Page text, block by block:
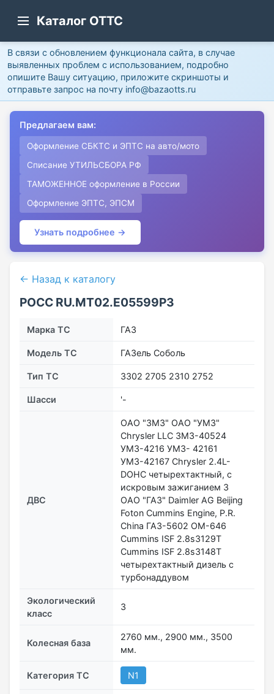
Каталог ОТТС
В связи с обновлением функционала сайта, в случае
выявленных проблем с использованием, подробно
опишите Вашу ситуацию, приложите скриншоты и
отправьте запрос на почту info@bazaotts.ru
Предлагаем вам:
Оформление СБКТС и ЭПТС на авто/мото
Списание УТИЛЬСБОРА РФ
ТАМОЖЕННОЕ оформление в России
Оформление ЭПТС, ЭПСМ
Узнать подробнее →
← Назад к каталогу
РОСС RU.МТ02.E05599Р3
Марка ТС ГАЗ
Модель ТС ГАЗель Соболь
Тип ТС 3302 2705 2310 2752
Шасси '-
ДВС
ОАО "ЗМЗ" ОАО "УМЗ"
Chrysler LLC ЗМЗ-40524
УМЗ-4216 УМЗ- 42161
УМЗ-42167 Chrysler 2.4L-
DOHC четырехтактный, с
искровым зажиганием 3
ОАО "ГАЗ" Daimler AG Beijing
Foton Cummins Engine, P.R.
China ГАЗ-5602 ОМ-646
Cummins ISF 2.8s3129T
Cummins ISF 2.8s3148T
четырехтактный дизель с
турбонаддувом
Экологический
класс
3
Колесная база
2760 мм., 2900 мм., 3500
мм.
Категория ТС N1